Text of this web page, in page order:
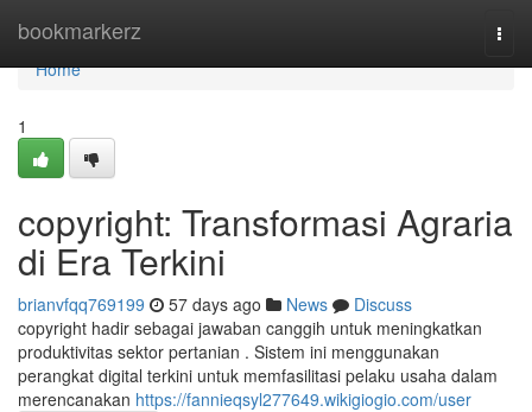
bookmarkerz
Home
Home
1
copyright: Transformasi Agraria
di Era Terkini
brianvfqq769199 57 days ago News
Discuss
copyright hadir sebagai jawaban canggih untuk meningkatkan
produktivitas sektor pertanian . Sistem ini menggunakan
perangkat digital terkini untuk memfasilitasi pelaku usaha dalam
merencanakan https://fannieqsyl277649.wikigiogio.com/user